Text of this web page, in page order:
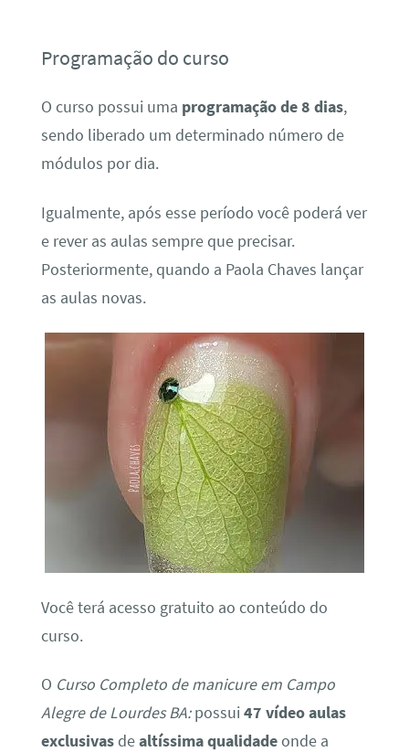
Programação do curso
O curso possui uma programação de 8 dias,
sendo liberado um determinado número de
módulos por dia.
Igualmente, após esse período você poderá ver
e rever as aulas sempre que precisar.
Posteriormente, quando a Paola Chaves lançar
as aulas novas.
Você terá acesso gratuito ao conteúdo do
curso.
O Curso Completo de manicure em Campo
Alegre de Lourdes BA:possui 47 vídeo aulas
exclusivasdealtíssima qualidadeonde a